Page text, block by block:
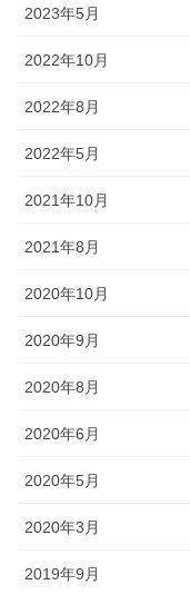
2023年5月
2022年10月
2022年8月
2022年5月
2021年10月
2021年8月
2020年10月
2020年9月
2020年8月
2020年6月
2020年5月
2020年3月
2019年9月
懸帯・祭り前かけ